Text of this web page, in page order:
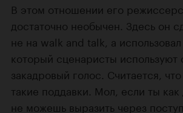
В этом отношении его
достаточно необычен. Здесь он
не на walk and talk, а
который сценаристы
закадровый голос. Считается,
такие поддавки. Мол, если ты как
не можешь выразить через